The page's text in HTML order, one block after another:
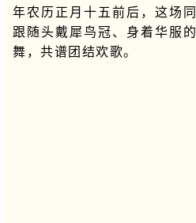
年农历正月十五前后，这场
跟随头戴犀鸟冠、身着华服
舞，共谱团结欢歌。